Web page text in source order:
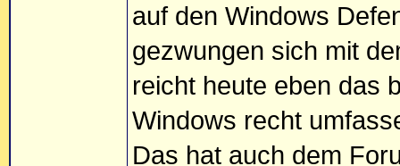
auf den Windows
gezwungen sich mit
reicht heute eben das
Windows recht
Das hat auch dem